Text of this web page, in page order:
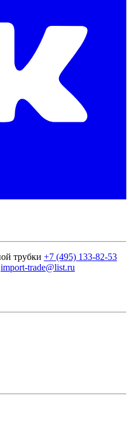
+7 (495) 133-82-53
import-trade@list.ru